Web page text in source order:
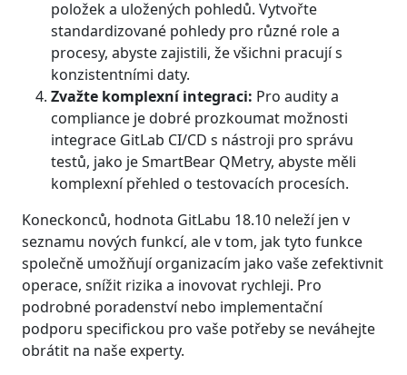
položek a uložených pohledů. Vytvořte
standardizované pohledy pro různé role a
procesy, abyste zajistili, že všichni pracují s
konzistentními daty.
Zvažte komplexní integraci: Pro audity a
compliance je dobré prozkoumat možnosti
integrace GitLab CI/CD s nástroji pro správu
testů, jako je SmartBear QMetry, abyste měli
komplexní přehled o testovacích procesích.
Koneckonců, hodnota GitLabu 18.10 neleží jen v
seznamu nových funkcí, ale v tom, jak tyto funkce
společně umožňují organizacím jako vaše zefektivnit
operace, snížit rizika a inovovat rychleji. Pro
podrobné poradenství nebo implementační
podporu specifickou pro vaše potřeby se neváhejte
obrátit na naše experty.